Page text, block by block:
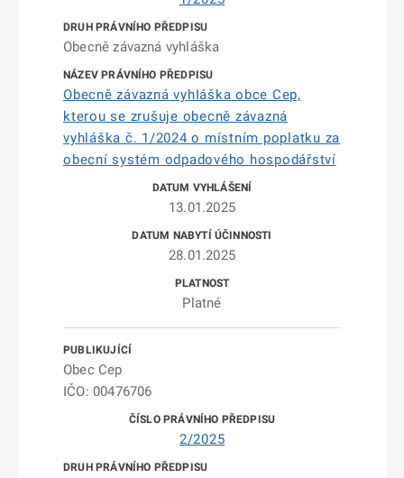
Obecně závazná vyhláška
Obecně závazná vyhIáška obce Cep,
kterou se zrušuje obecně závazná
vyhláška č. 1/2024 o místním poplatku za
obecní systém odpadového hospodářství
13.01.2025
28.01.2025
Platné
Obec Cep
IČO: 00476706
2/2025